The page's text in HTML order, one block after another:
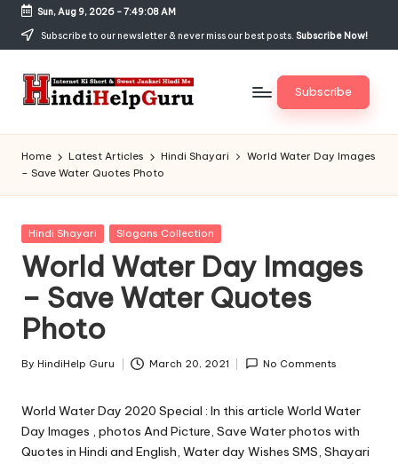
Skip
content
Sun, Aug 9, 2026-7:49:09 AM
Subscribe to our newsletter & never miss our best posts. Subscribe Now!
H
in
di
H
el
p
G
u
r
u.
c
Jankari
Hindi
me
Subscribe
Home Latest Articles Hindi Shayari
World Water Day Images
– Save Water Quotes Photo
Posted
Hindi Shayari Slogans Collection
World Water Day Images
– Save Water Quotes
Photo
Posted
By HindiHelp Guru March 20, 2021 No Comments
World Water Day 2020 Special : In this article World Water
Day Images , photos And Picture, Save Water photos with
Quotes in Hindi and English, Water day Wishes SMS, Shayari